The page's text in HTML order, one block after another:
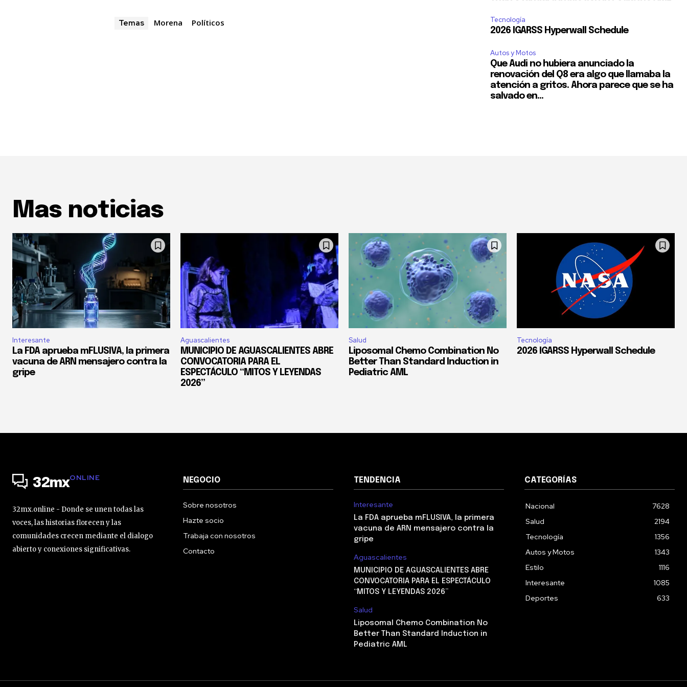
Temas Morena Políticos Tecnología
2026 IGARSS Hyperwall Schedule
Autos y Motos
Que Audi no hubiera anunciado la
renovación del Q8 era algo que llamaba la
atención a gritos. Ahora parece que se ha
salvado en...
Mas noticias
Interesante
La FDA aprueba mFLUSIVA, la primera
vacuna de ARN mensajero contra la
gripe
Aguascalientes
MUNICIPIO DE AGUASCALIENTES ABRE
CONVOCATORIA PARA EL
ESPECTÁCULO “MITOS Y LEYENDAS
2026”
Salud
Liposomal Chemo Combination No
Better Than Standard Induction in
Pediatric AML
Tecnología
2026 IGARSS Hyperwall Schedule
32mxONLINE
32mx.online - Donde se unen todas las
voces, las historias florecen y las
comunidades crecen mediante el dialogo
abierto y conexiones significativas.
NEGOCIO
Sobre nosotros
Hazte socio
Trabaja con nosotros
Contacto
TENDENCIA
Interesante
La FDA aprueba mFLUSIVA, la primera
vacuna de ARN mensajero contra la
gripe
Aguascalientes
MUNICIPIO DE AGUASCALIENTES ABRE
CONVOCATORIA PARA EL ESPECTÁCULO
“MITOS Y LEYENDAS 2026”
Salud
Liposomal Chemo Combination No
Better Than Standard Induction in
Pediatric AML
CATEGORÍAS
Nacional
7628
Salud
2194
Tecnología
1356
Autos y Motos
1343
Estilo
1116
Interesante
1085
Deportes
633